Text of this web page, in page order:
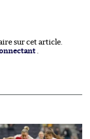
sur cet article.